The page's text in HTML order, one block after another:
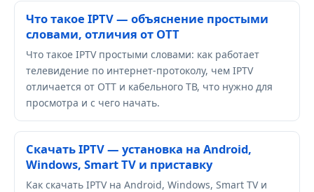
Что такое IPTV — объяснение простыми
словами, отличия от OTT
Что такое IPTV простыми словами: как работает
телевидение по интернет-протоколу, чем IPTV
отличается от OTT и кабельного ТВ, что нужно для
просмотра и с чего начать.
Скачать IPTV — установка на Android,
Windows, Smart TV и приставку
Как скачать IPTV на Android, Windows, Smart TV и